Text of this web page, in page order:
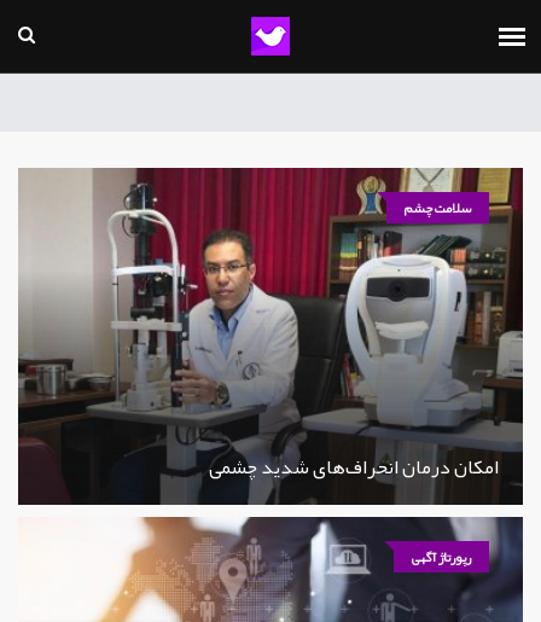
سلامت چشم
امکان درمان انحراف‌های شدید چشمی
رپورتاژ آگهی